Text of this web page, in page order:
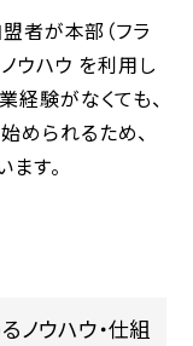
者が本部（フラ
ウハウ を利用し
経験がなくても、
められるため、
す。
ウハウ・仕組